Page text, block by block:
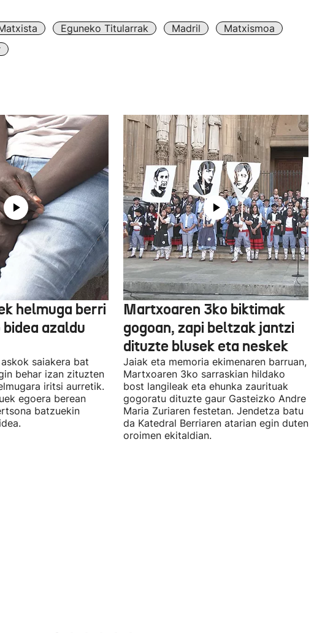
Eguneko Titularrak Madril
Matxismoa
helmuga berri
azaldu
saiakera bat
behar izan zituzten
iritsi aurretik.
egoera berean
batzuekin
Martxoaren 3ko biktimak
gogoan, zapi beltzak jantzi
dituzte blusek eta neskek
Jaiak eta memoria ekimenaren barruan,
Martxoaren 3ko sarraskian hildako
bost langileak eta ehunka zaurituak
gogoratu dituzte gaur Gasteizko Andre
Maria Zuriaren festetan. Jendetza batu
da Katedral Berriaren atarian egin duten
oroimen ekitaldian.